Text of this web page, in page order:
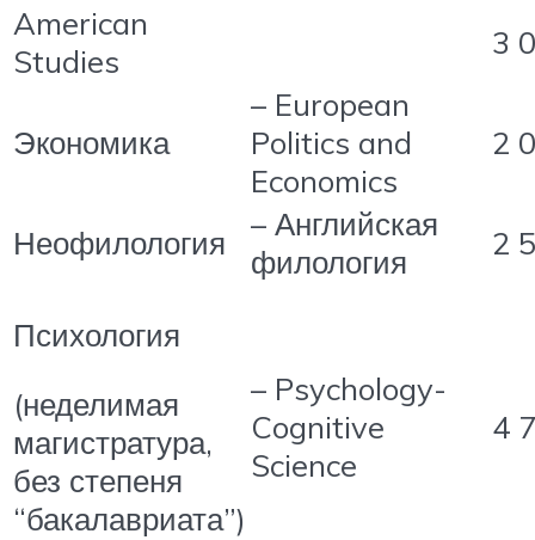
American
Studies
3
Экономика
– European
Politics and
Economics
2
Неофилология
– Английская
филология
2
Психология
(неделимая
магистратура,
без степеня
“бакалавриата”)
– Psychology-
Cognitive
Science
4